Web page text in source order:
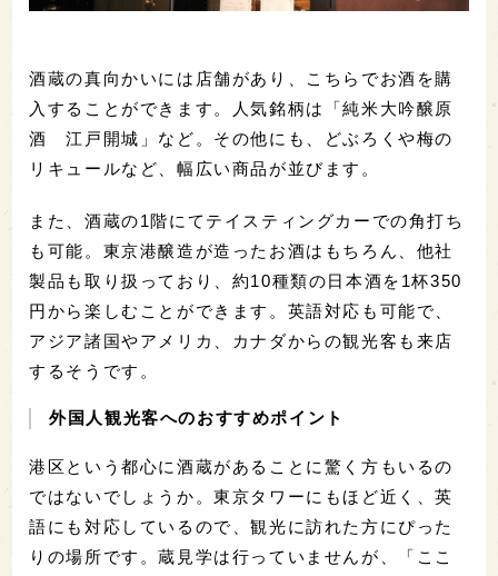
酒蔵の真向かいには店舗があり、こちらでお酒を購
入することができます。人気銘柄は「純米大吟醸原
酒 江戸開城」など。その他にも、どぶろくや梅の
リキュールなど、幅広い商品が並びます。
また、酒蔵の1階にてテイスティングカーでの角打ち
も可能。東京港醸造が造ったお酒はもちろん、他社
製品も取り扱っており、約10種類の日本酒を1杯350
円から楽しむことができます。英語対応も可能で、
アジア諸国やアメリカ、カナダからの観光客も来店
するそうです。
外国人観光客へのおすすめポイント
港区という都心に酒蔵があることに驚く方もいるの
ではないでしょうか。東京タワーにもほど近く、英
語にも対応しているので、観光に訪れた方にぴった
りの場所です。蔵見学は行っていませんが、「ここ